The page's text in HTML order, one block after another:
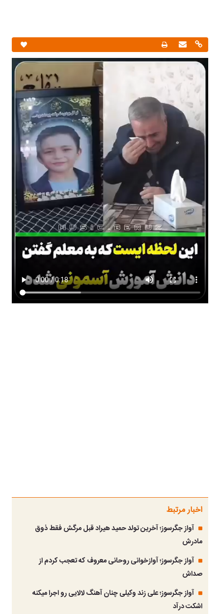
اخبار مرتبط
آواز جگرسوز؛ آخرین تولد حمید هیراد قبل مرگش فقط ذوق
مادرش
آواز جگرسوز؛ آوازخوانی روحانی معروف که تعجب کردم از
صداش
آواز جگرسوز؛ علی زند وکیلی چنان آهنگ لالایی رو اجرا میکنه
اشکت درآد